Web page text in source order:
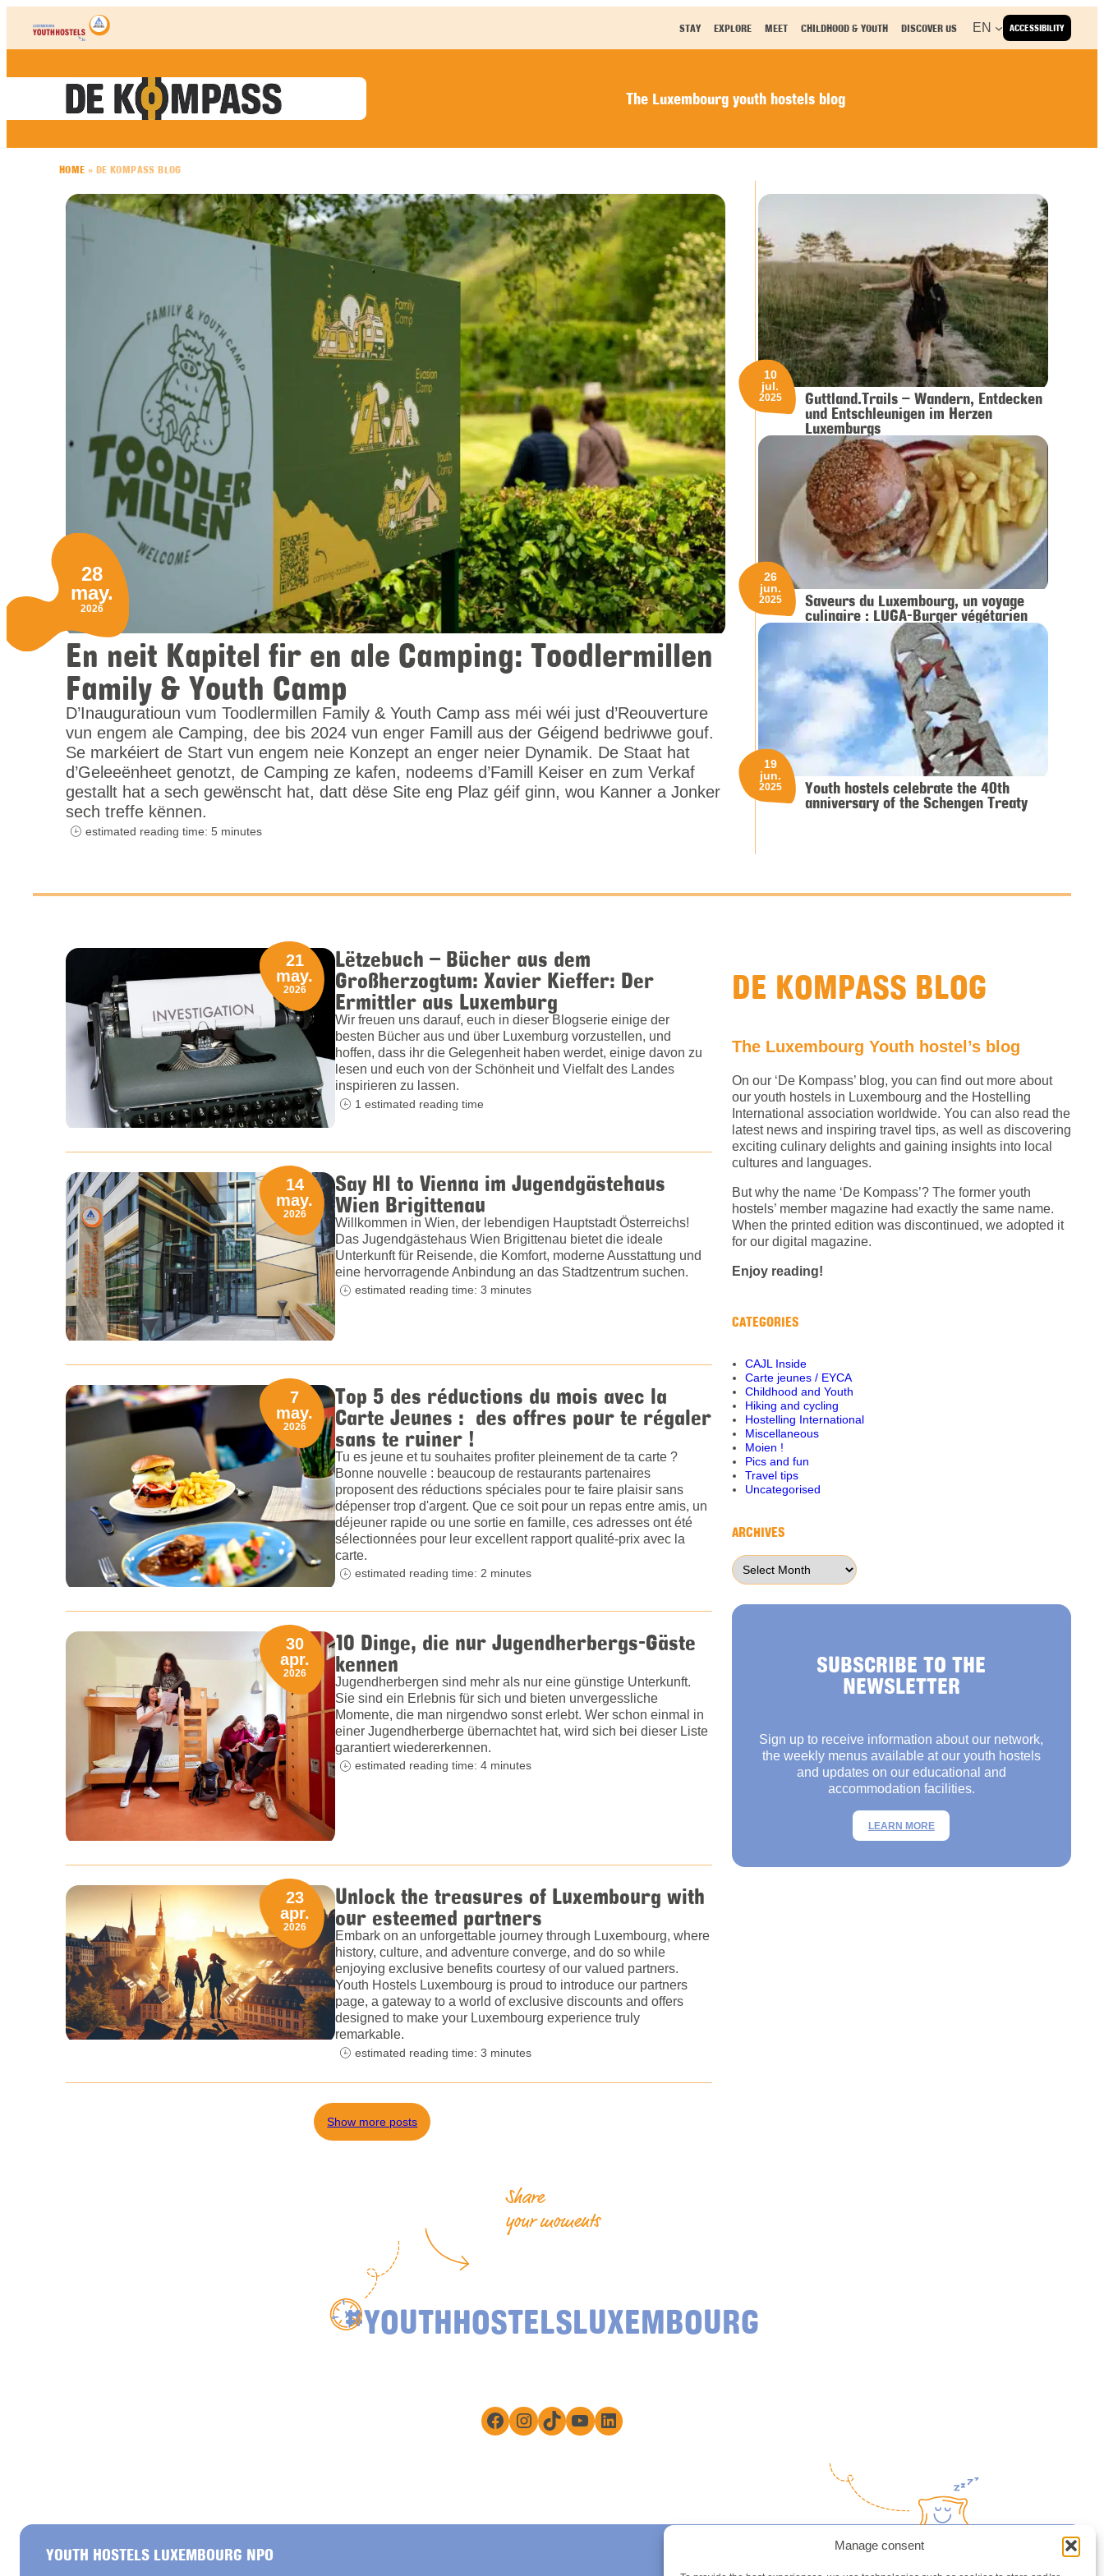
Manage consent
ACCESSIBILITY
STAY EXPLORE MEET CHILDHOOD & YOUTH DISCOVER US EN
The Luxembourg youth hostels blog
HOME » DE KOMPASS BLOG
En neit Kapitel fir en ale Camping: Toodlermillen
Family & Youth Camp
D’Inauguratioun vum Toodlermillen Family & Youth Camp ass méi wéi just d’Reouverture
vun engem ale Camping, dee bis 2024 vun enger Famill aus der Géigend bedriwwe gouf.
Se markéiert de Start vun engem neie Konzept an enger neier Dynamik. De Staat hat
d’Geleeënheet genotzt, de Camping ze kafen, nodeems d’Famill Keiser en zum Verkaf
gestallt hat a sech gewënscht hat, datt dëse Site eng Plaz géif ginn, wou Kanner a Jonker
sech treffe kënnen.
28
may.
2026
estimated reading time: 5 minutes
Guttland.Trails – Wandern, Entdecken
und Entschleunigen im Herzen
Luxemburgs
10
jul.
2025
Saveurs du Luxembourg, un voyage
culinaire : LUGA-Burger végétarien
26
jun.
2025
Youth hostels celebrate the 40th
anniversary of the Schengen Treaty
19
jun.
2025
Lëtzebuch – Bücher aus dem
Großherzogtum: Xavier Kieffer: Der
Ermittler aus Luxemburg
Wir freuen uns darauf, euch in dieser Blogserie einige der
besten Bücher aus und über Luxemburg vorzustellen, und
hoffen, dass ihr die Gelegenheit haben werdet, einige davon zu
lesen und euch von der Schönheit und Vielfalt des Landes
inspirieren zu lassen.
21
may.
2026
1 estimated reading time
Say HI to Vienna im Jugendgästehaus
Wien Brigittenau
Willkommen in Wien, der lebendigen Hauptstadt Österreichs!
Das Jugendgästehaus Wien Brigittenau bietet die ideale
Unterkunft für Reisende, die Komfort, moderne Ausstattung und
eine hervorragende Anbindung an das Stadtzentrum suchen.
14
may.
2026
estimated reading time: 3 minutes
Top 5 des réductions du mois avec la
Carte Jeunes : des offres pour te régaler
sans te ruiner !
Tu es jeune et tu souhaites profiter pleinement de ta carte ?
Bonne nouvelle : beaucoup de restaurants partenaires
proposent des réductions spéciales pour te faire plaisir sans
dépenser trop d'argent. Que ce soit pour un repas entre amis, un
déjeuner rapide ou une sortie en famille, ces adresses ont été
sélectionnées pour leur excellent rapport qualité-prix avec la
carte.
7
may.
2026
estimated reading time: 2 minutes
10 Dinge, die nur Jugendherbergs-Gäste
kennen
Jugendherbergen sind mehr als nur eine günstige Unterkunft.
Sie sind ein Erlebnis für sich und bieten unvergessliche
Momente, die man nirgendwo sonst erlebt. Wer schon einmal in
einer Jugendherberge übernachtet hat, wird sich bei dieser Liste
garantiert wiedererkennen.
30
apr.
2026
estimated reading time: 4 minutes
Unlock the treasures of Luxembourg with
our esteemed partners
Embark on an unforgettable journey through Luxembourg, where
history, culture, and adventure converge, and do so while
enjoying exclusive benefits courtesy of our valued partners.
Youth Hostels Luxembourg is proud to introduce our partners
page, a gateway to a world of exclusive discounts and offers
designed to make your Luxembourg experience truly
remarkable.
23
apr.
2026
estimated reading time: 3 minutes
Show more posts
DE KOMPASS BLOG
The Luxembourg Youth hostel’s blog
On our ‘De Kompass’ blog, you can find out more about
our youth hostels in Luxembourg and the Hostelling
International association worldwide. You can also read the
latest news and inspiring travel tips, as well as discovering
exciting culinary delights and gaining insights into local
cultures and languages.
But why the name ‘De Kompass’? The former youth
hostels’ member magazine had exactly the same name.
When the printed edition was discontinued, we adopted it
for our digital magazine.
Enjoy reading!
CATEGORIES
CAJL Inside
Carte jeunes / EYCA
Childhood and Youth
Hiking and cycling
Hostelling International
Miscellaneous
Moien !
Pics and fun
Travel tips
Uncategorised
ARCHIVES
Archives
SUBSCRIBE TO THE
NEWSLETTER
Sign up to receive information about our network,
the weekly menus available at our youth hostels
and updates on our educational and
accommodation facilities.
LEARN MORE
Share
your moments
#YOUTHHOSTELSLUXEMBOURG
Facebook
Instagram
TikTokYouTube
LinkedIn
YOUTH HOSTELS LUXEMBOURG NPO